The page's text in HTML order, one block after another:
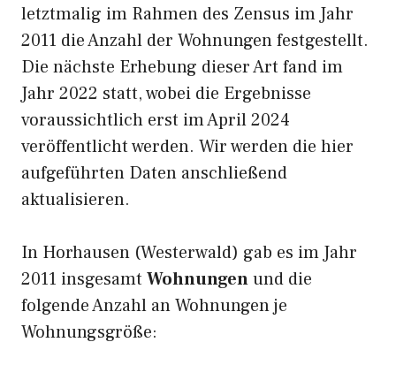
letztmalig im Rahmen des Zensus im Jahr
2011 die Anzahl der Wohnungen festgestellt.
Die nächste Erhebung dieser Art fand im
Jahr 2022 statt, wobei die Ergebnisse
voraussichtlich erst im April 2024
veröffentlicht werden. Wir werden die hier
aufgeführten Daten anschließend
aktualisieren.
In Horhausen (Westerwald) gab es im Jahr
2011 insgesamt Wohnungenund die
folgende Anzahl an Wohnungen je
Wohnungsgröße: